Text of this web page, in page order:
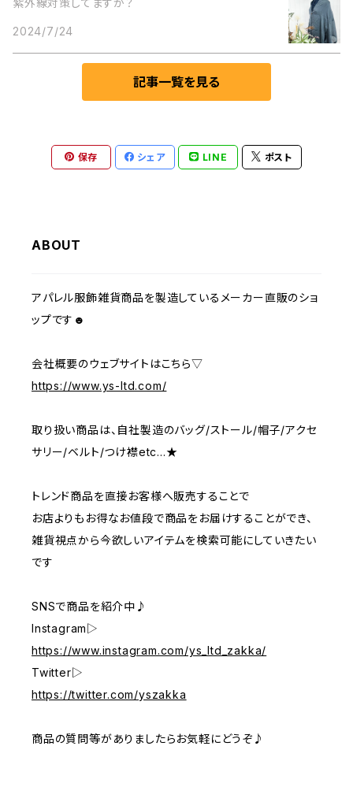
2024/7/24
記事一覧を見る
保存 シェア LINE ポスト
ABOUT
アパレル服飾雑貨商品を製造しているメーカー直販のショ
ップです☻
会社概要のウェブサイトはこちら▽
https://www.ys-ltd.com/
取り扱い商品は、自社製造のバッグ/ストール/帽子/アクセ
サリー/ベルト/つけ襟etc…★
トレンド商品を直接お客様へ販売することで
お店よりもお得なお値段で商品をお届けすることができ、
雑貨視点から今欲しいアイテムを検索可能にしていきたい
です
SNSで商品を紹介中♪
Instagram▷
https://www.instagram.com/ys_ltd_zakka/
Twitter▷
https://twitter.com/yszakka
商品の質問等がありましたらお気軽にどうぞ♪